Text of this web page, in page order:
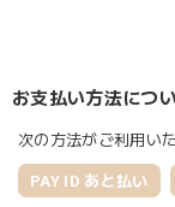
お支払い方法につ
次の方法がご利用い
PAY ID あと払い